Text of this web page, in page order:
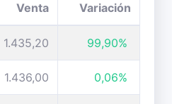
Venta Variación
1.435,20 99,90%
1.436,00 0,06%